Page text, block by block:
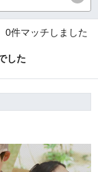
0件マッチしました
した